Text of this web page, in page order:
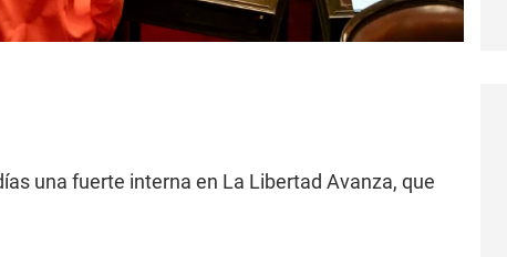
una fuerte interna en La Libertad Avanza, que